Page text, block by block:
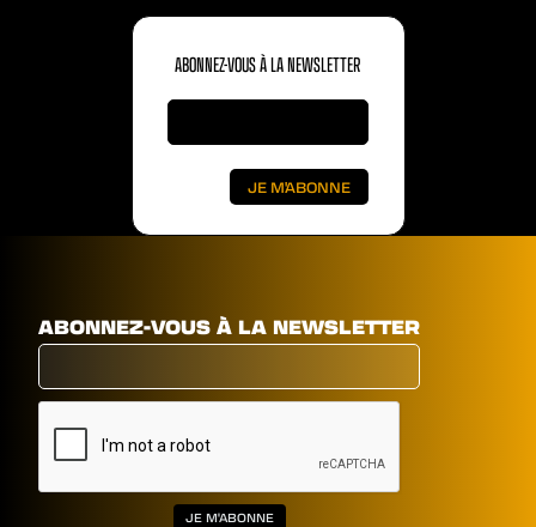
ABONNEZ-VOUS À LA NEWSLETTER
ABONNEZ-VOUS À LA NEWSLETTER